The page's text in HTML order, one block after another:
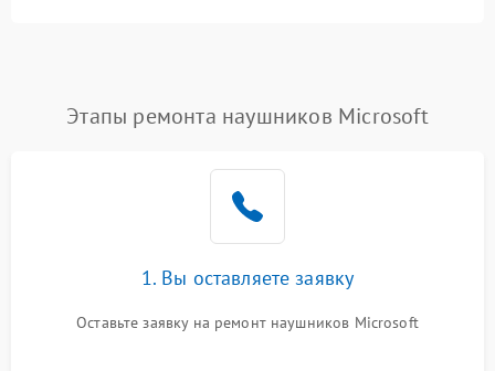
Этапы ремонта наушников Microsoft
1. Вы оставляете заявку
Оставьте заявку на ремонт наушников Microsoft